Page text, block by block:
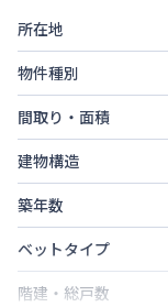
所在地
物件種別
間取り・面積
建物構造
築年数
ベットタイプ
階建・総戸数